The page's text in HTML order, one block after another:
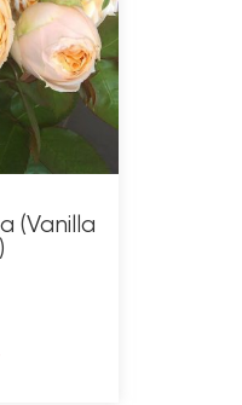
(Vanilla